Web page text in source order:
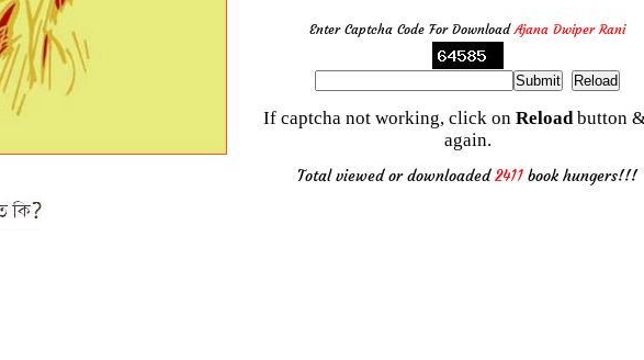
Enter Captcha Code For Download Ajana Dwiper Rani
If captcha not working, click on Reloadbutton
again.
Total viewed or downloaded2411 book hungers!!!